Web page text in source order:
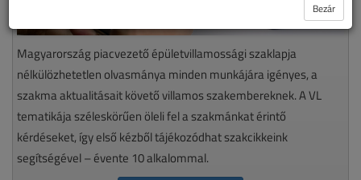
Magyarország piacvezető épületvillamossági szaklapja
nélkülözhetetlen olvasmánya minden munkájára igényes, a
szakma aktualitásait követő villamos szakembereknek. A VL
tematikája széleskörűen öleli fel a szakmánkat érintő
kérdéseket, így első kézből tájékozódhat szakcikkeink
segítségével – évente 10 alkalommal.
Bezár